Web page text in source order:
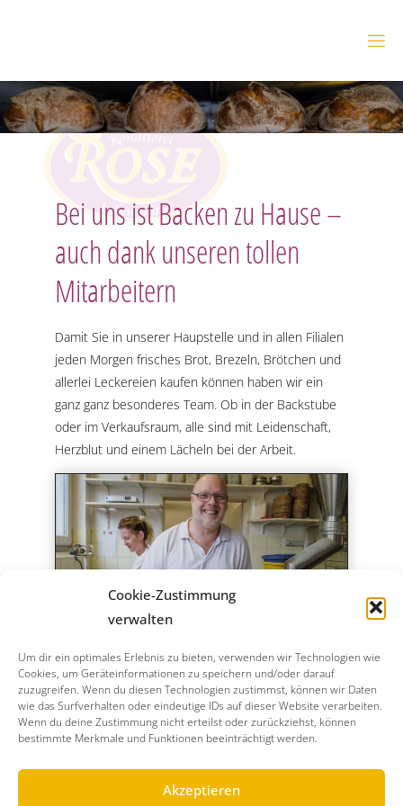
Cookie-Zustimmung
verwalten
Um dir ein optimales Erlebnis zu bieten, verwenden wir Technologien wie
Cookies, um Geräteinformationen zu speichern und/oder darauf
zuzugreifen. Wenn du diesen Technologien zustimmst, können wir Daten
wie das Surfverhalten oder eindeutige IDs auf dieser Website verarbeiten.
Wenn du deine Zustimmung nicht erteilst oder zurückziehst, können
bestimmte Merkmale und Funktionen beeinträchtigt werden.
Akzeptieren
ÄCK
EREI
RO
Bei uns ist Backen zu Hause –
auch dank unseren tollen
Mitarbeitern
Damit Sie in unserer Haupstelle und in allen Filialen
jeden Morgen frisches Brot, Brezeln, Brötchen und
allerlei Leckereien kaufen können haben wir ein
ganz ganz besonderes Team. Ob in der Backstube
oder im Verkaufsraum, alle sind mit Leidenschaft,
Herzblut und einem Lächeln bei der Arbeit.